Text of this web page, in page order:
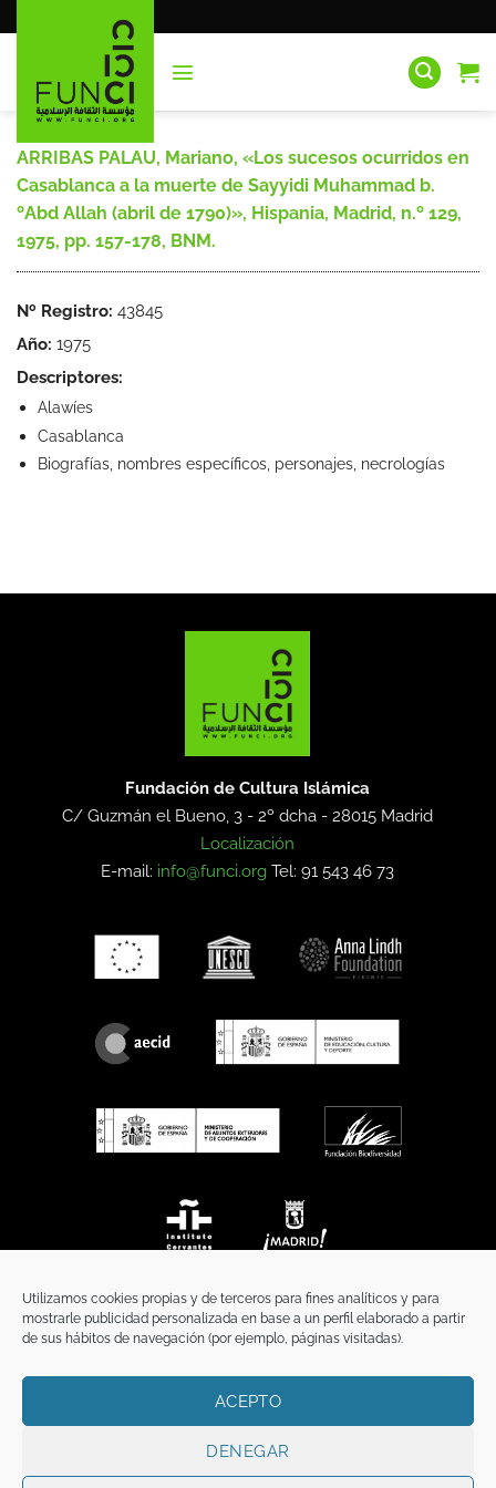
Utilizamos cookies propias y de terceros para fines analíticos y para
mostrarle publicidad personalizada en base a un perfil elaborado a partir
de sus hábitos de navegación (por ejemplo, páginas visitadas).
ACEPTO
DENEGAR
al
ARRIBAS PALAU, Mariano, «Los sucesos ocurridos en
Casablanca a la muerte de Sayyidi Muhammad b.
ºAbd Allah (abril de 1790)», Hispania, Madrid, n.º 129,
1975, pp. 157-178, BNM.
Nº Registro: 43845
Año: 1975
Descriptores:
Alawíes
Casablanca
Biografías, nombres específicos, personajes, necrologías
Fundación de Cultura Islámica
C/ Guzmán el Bueno, 3 - 2º dcha -28015 Madrid
Localización
E-mail: info@funci.org Tel: 91 543 46 73
TÉRMINOS Y CONDICIONES
Copyright 2026 ©FunciFUNCI es titular de los derechos de propiedad